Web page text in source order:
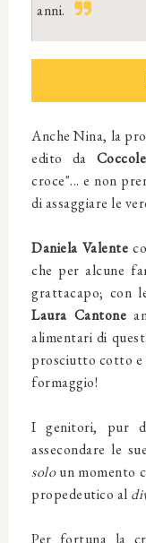
anni.
Anche Nina, la
edito da
croce"... e non
di assaggiare le
Daniela Valente
che per alcune
grattacapo; con
Laura Cantone
alimentari di
prosciutto cotto e
formaggio!
I genitori, pur
assecondare le
soloun momento
propedeutico al